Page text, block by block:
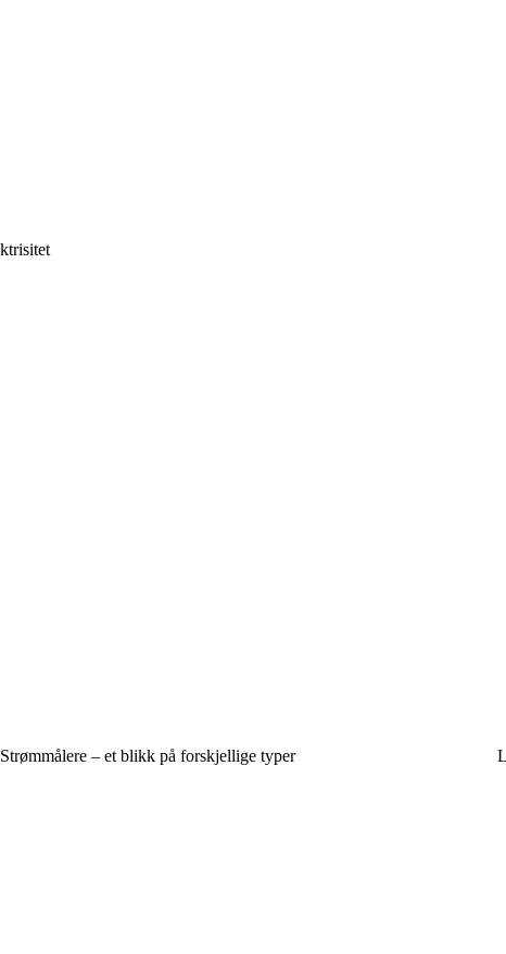
Strømmålere – et blikk på forskjellige typer